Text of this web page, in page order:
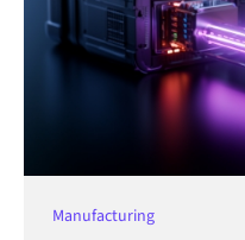
Manufacturing